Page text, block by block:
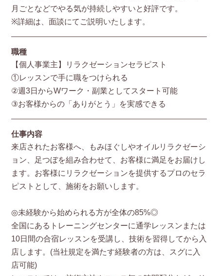
月ごとなどでやる気が持続しやすいと好評です。
※詳細は、面談にてご説明いたします。
職種
【個人事業主】リラクゼーションセラピスト
①レッスンで手に職をつけられる
②週3日からWワーク・副業としてスタート可能
③お客様からの「ありがとう」を実感できる
仕事内容
来店されたお客様へ、もみほぐしやオイルリラクゼーシ
ョン、足つぼを組み合わせて、お客様に満足をお届けし
ます。お客様にリラクゼーションを提供するプロのセラ
ピストとして、施術をお願いします。
◎未経験から始められる方が全体の85%◎
全国にあるトレーニングセンターに通学レッスンまたは
10日間の合宿レッスンを受講し、技術を習得してから入
店します。(当社規定を満たす経験者の方は、スグに入
店可能)